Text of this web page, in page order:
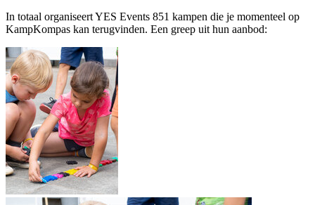
In totaal organiseert YES Events 851 kampen die je momenteel op
KampKompas kan terugvinden. Een greep uit hun aanbod: